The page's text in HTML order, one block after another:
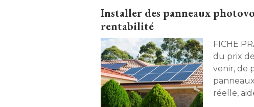
Installer des panneaux
rentabilité
FICHE PRATIQUE. Avec
du prix
venir, de
réelle,